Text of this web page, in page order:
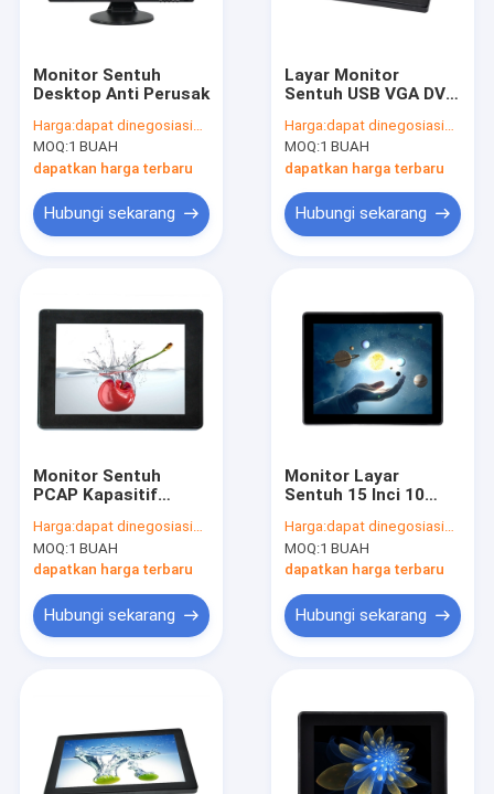
Tentang kita
Monitor Sentuh
Desktop Anti Perusak
Harga:dapat dinegosiasikan
MOQ:1 BUAH
dapatkan harga terbaru
Hubungi sekarang
Layar Monitor
Sentuh USB VGA DVI
Dengan Kaca
Tempered
Harga:dapat dinegosiasikan
MOQ:1 BUAH
dapatkan harga terbaru
Hubungi sekarang
Monitor Sentuh
PCAP Kapasitif
10,4 Inci Tanpa
Bingkai
Harga:dapat dinegosiasikan
MOQ:1 BUAH
dapatkan harga terbaru
Hubungi sekarang
Monitor Layar
Sentuh 15 Inci 10
PCAP Sensitivitas
Tinggi
Harga:dapat dinegosiasikan
MOQ:1 BUAH
dapatkan harga terbaru
Hubungi sekarang